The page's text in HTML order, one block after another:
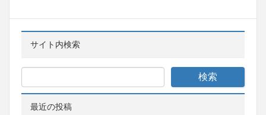
サイト内検索
最近の投稿